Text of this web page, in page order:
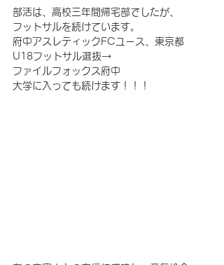
部活は、高校三年間帰宅部でしたが、
フットサルを続けています。
府中アスレティックFCユース、東京都
U18フットサル選抜→
ファイルフォックス府中
大学に入っても続けます！！！